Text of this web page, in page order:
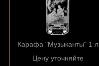
Карафа "Музыканты" 1 л
Цену уточняйте